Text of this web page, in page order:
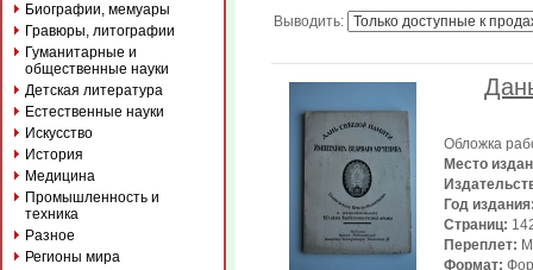
Выводить:
Обложка
Место
Год
Страниц:
Переплет:
Формат:
Биографии, мемуары
Гравюры, литографии
Гуманитарные и
общественные науки
Детская литература
Естественные науки
Искусство
История
Медицина
Промышленность и
техника
Разное
Регионы мира